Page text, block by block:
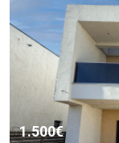
1.500€